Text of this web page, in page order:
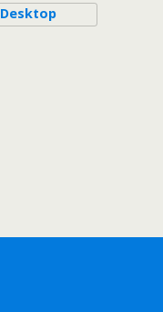
Desktop